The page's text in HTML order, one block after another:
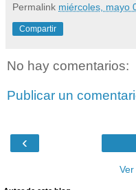
Permalink miércoles, mayo
Compartir
No hay comentarios:
Publicar un
‹